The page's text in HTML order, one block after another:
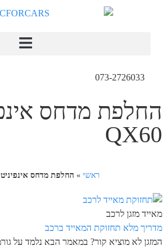
073-2726033
החלפת מדחס
QX60
ראשי»החלפת מדחס אינפיניטי QX60
מאייד מזגן לרכב
מדריך מלא תחזוקת המאייד ברכב
המזגן לא מוציא קור? במאמר הבא נלמד על